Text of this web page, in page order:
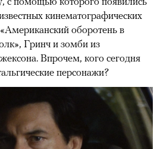
кинематографических
оборотень в
Гринч и зомби из
Впрочем, кого сегодня
персонажи?